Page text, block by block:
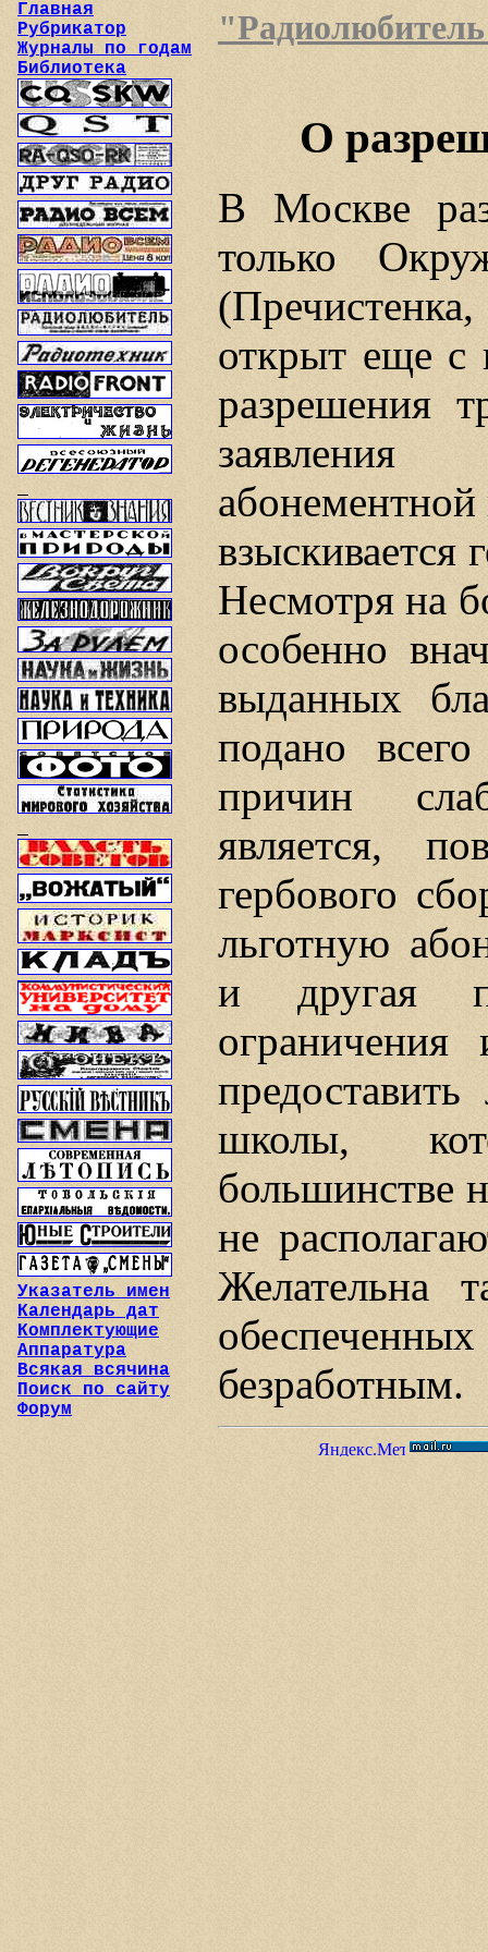
Главная
Рубрикатор
Журналы по годам
Библиотека
Указатель имен
Календарь дат
Комплектующие
Аппаратура
Всякая всячина
Поиск по сайту
Форум
О
В Москве
только
открыт еще с
разрешения
абонементной
взыскивается
Несмотря на
особенно
выданных
подано
причин
является,
гербового
льготную
и другая
школы,
большинстве
не
Желательна
безработным.